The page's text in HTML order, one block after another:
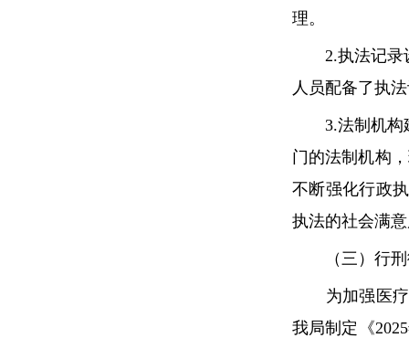
理。
2.执法记录设
人员配备了执
3.法制机构建
门的法制机构
不断强化行政
执法的社会满
（三）行刑
为加强医疗
我局制定《